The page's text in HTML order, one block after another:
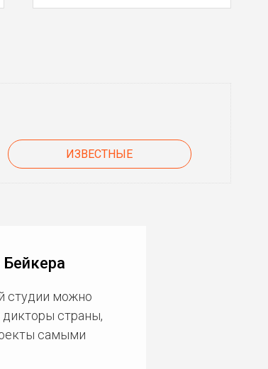
ИЗВЕСТНЫЕ
студии можно
страны,
самыми